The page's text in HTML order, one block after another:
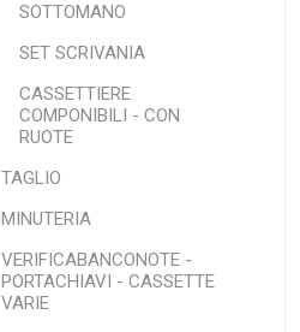
SOTTOMANO
SET SCRIVANIA
CASSETTIERE
COMPONIBILI - CON
RUOTE
TAGLIO
MINUTERIA
VERIFICABANCONOTE -
PORTACHIAVI - CASSETTE
VARIE